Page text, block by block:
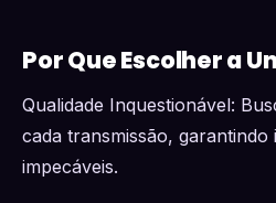
Por Que Escolher a
Qualidade Inquestionável:
cada transmissão, garantindo
impecáveis.